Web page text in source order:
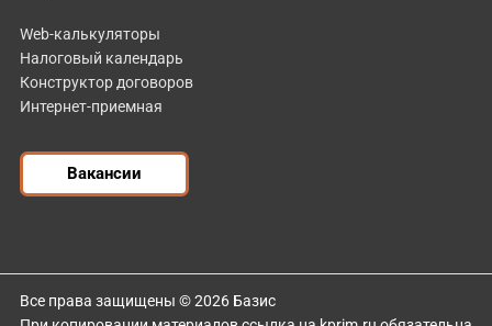
Web-калькуляторы
Налоговый календарь
Конструктор договоров
Интернет-приемная
Вакансии
Все права защищены © 2026 Базис